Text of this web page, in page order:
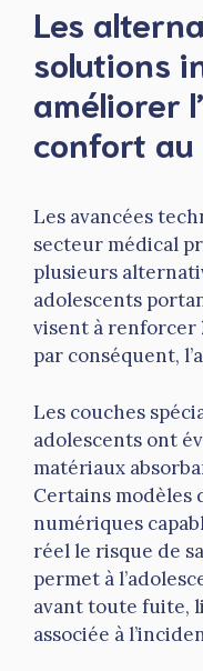
Les
solutions
améliorer
confort
Les avancées
secteur médical
plusieurs
adolescents
visent à renforcer
par conséquent,
Les couches
adolescents ont
matériaux
Certains modèles
numériques
réel le risque de
permet à
avant toute fuite,
associée à